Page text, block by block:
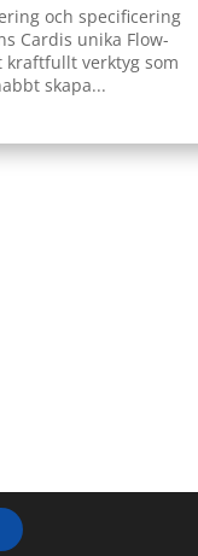
och specificering
Cardis unika Flow-
kraftfullt verktyg som
skapa...